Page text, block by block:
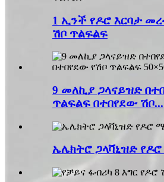
1 ኢንች የዶሮ እርባታ
ሽቦ ጥልፍልፍ
9 መለኪያ ጋላናይዝድ
ጥልፍልፍ በተበየደው ሽቦ...
ኤሌክትሮ ጋላቫኒዝድ